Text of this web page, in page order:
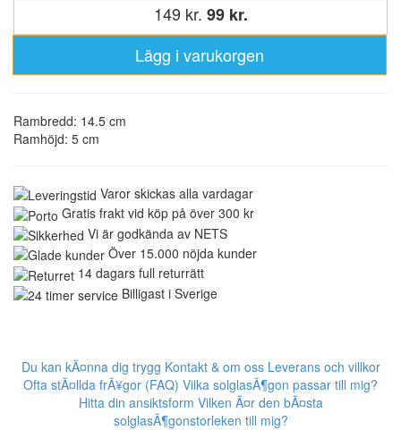
149 kr. 99 kr.
Lägg i varukorgen
Rambredd: 14.5 cm
Ramhöjd: 5 cm
Varor skickas alla vardagar
Gratis frakt vid köp på över 300 kr
Vi är godkända av NETS
Över 15.000 nöjda kunder
14 dagars full returrätt
Billigast i Sverige
Du kan kÃ¤nna dig trygg Kontakt & om oss Leverans och villkor
Ofta stÃ¤llda frÃ¥gor (FAQ) Vilka solglasÃ¶gon passar till mig?
Hitta din ansiktsform Vilken Ã¤r den bÃ¤sta
solglasÃ¶gonstorleken till mig?